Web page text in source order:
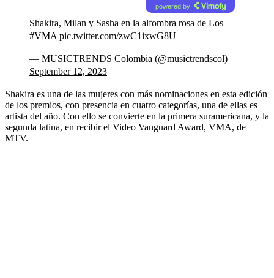
powered by
Shakira, Milan y Sasha en la alfombra rosa de Los
#VMA pic.twitter.com/zwC1ixwG8U
— MUSICTRENDS Colombia (@musictrendscol)
September 12, 2023
Shakira es una de las mujeres con más nominaciones en esta edición
de los premios, con presencia en cuatro categorías, una de ellas es
artista del año. Con ello se convierte en la primera suramericana, y la
segunda latina, en recibir el Video Vanguard Award, VMA, de
MTV.